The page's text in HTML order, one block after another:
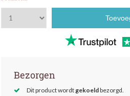
Bezorgen
Dit product wordtgekoeldbezorgd.